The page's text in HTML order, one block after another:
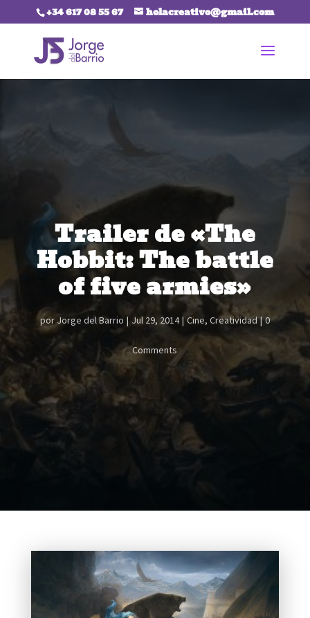
+34 617 08 55 67 holacreativo@gmail.com
Trailer de «The
Hobbit: The battle
of five armies»
por Jorge del Barrio Jul 29, 2014 Cine, Creatividad 0
Comments